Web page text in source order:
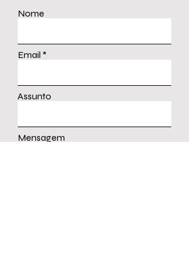
Nome
Email
Assunto
Mensagem